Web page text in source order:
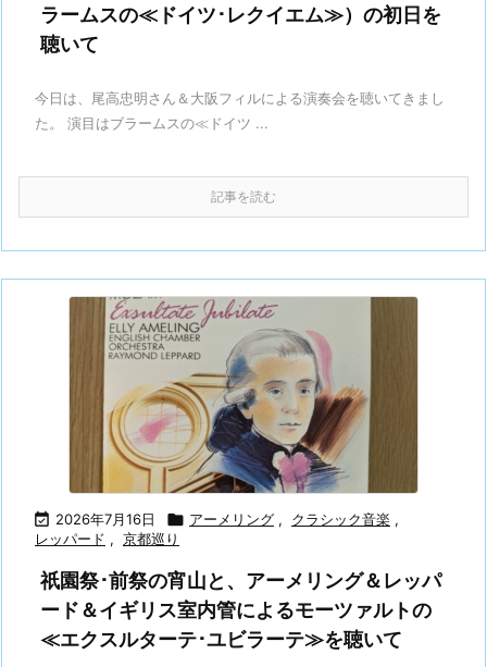
ラームスの≪ドイツ･レクイエム≫）の初日を
聴いて
今日は、尾高忠明さん＆大阪フィルによる演奏会を聴いてきまし
た。 演目はブラームスの≪ドイツ ...
記事を読む
 2026年7月16日  アーメリング , クラシック音楽 ,
レッパード , 京都巡り
祇園祭･前祭の宵山と、アーメリング＆レッパ
ード＆イギリス室内管によるモーツァルトの
≪エクスルターテ･ユビラーテ≫を聴いて